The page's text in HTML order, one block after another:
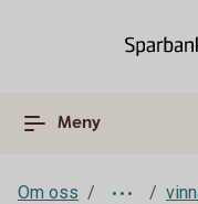
Meny
Om oss